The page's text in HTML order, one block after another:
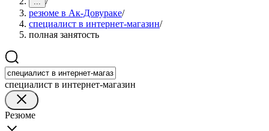
резюме в Ак-Довураке/
специалист в интернет-магазин/
полная занятость
специалист в интернет-магазин
Резюме